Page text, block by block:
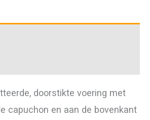
doorstikte voering met
capuchon en aan de bovenkant